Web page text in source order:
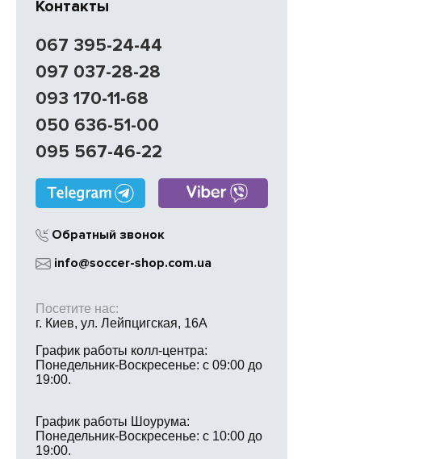
Контакты
067 395-24-44
097 037-28-28
093 170-11-68
050 636-51-00
095 567-46-22
Обратный звонок
info@soccer-shop.com.ua
Посетите нас:
г. Киев, ул. Лейпцигская, 16А
График работы колл-центра:
Понедельник-Воскресенье: с 09:00 до
19:00.
График работы Шоурума:
Понедельник-Воскресенье: с 10:00 до
19:00.